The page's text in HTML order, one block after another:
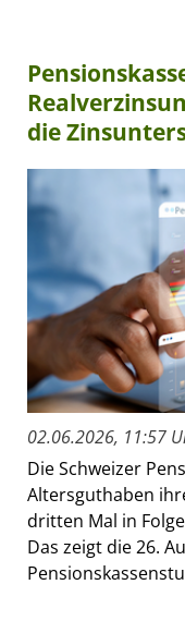
die
02.06.2026, 11:57
Die Schweizer
Altersguthaben
dritten Mal in
Das zeigt die 26.